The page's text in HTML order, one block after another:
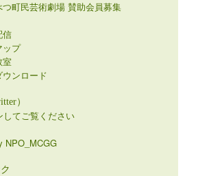
つ町民芸術劇場 賛助会員募集
信
ップ
室
ウンロード
）
してご覧ください
NPO_MCGG